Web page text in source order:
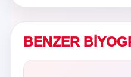
BENZER